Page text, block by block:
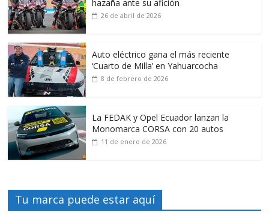
hazaña ante su afición
26 de abril de 2026
Auto eléctrico gana el más reciente
‘Cuarto de Milla’ en Yahuarcocha
8 de febrero de 2026
La FEDAK y Opel Ecuador lanzan la
Monomarca CORSA con 20 autos
11 de enero de 2026
Tu marca puede estar aquí